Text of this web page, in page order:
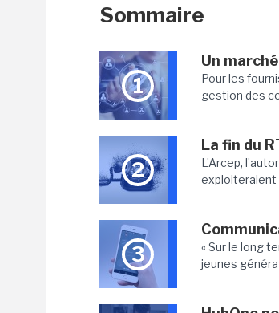
Sommaire
1
Un
Pour les
gestion des
2
La fin du
L’Arcep,
exploiteraient
3
« Sur le long
jeunes